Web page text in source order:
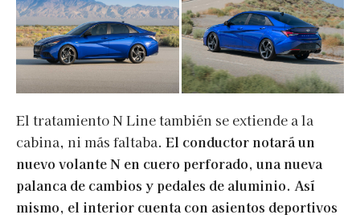
El tratamiento N Line también se extiende a la
cabina, ni más faltaba. El conductor notará un
nuevo volante N en cuero perforado, una nueva
palanca de cambios y pedales de aluminio. Así
mismo, el interior cuenta con asientos deportivos